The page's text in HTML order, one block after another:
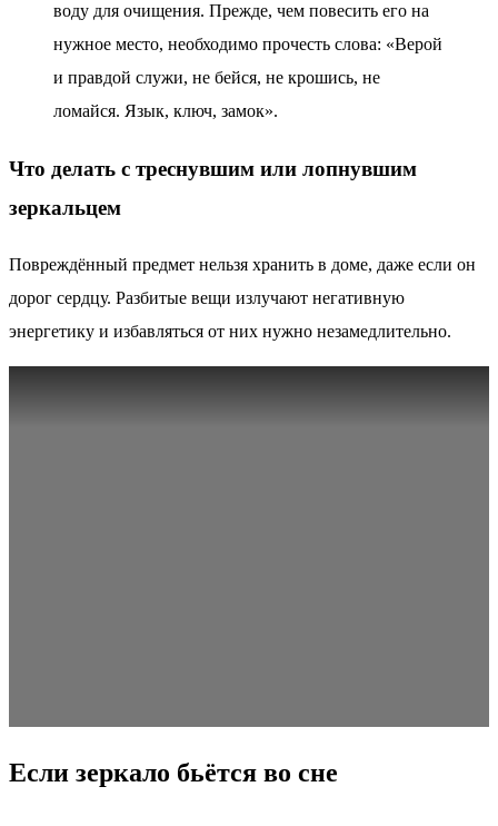
воду для очищения. Прежде, чем повесить его на
нужное место, необходимо прочесть слова: «Верой
и правдой служи, не бейся, не крошись, не
ломайся. Язык, ключ, замок».
Что делать с треснувшим или лопнувшим
зеркальцем
Повреждённый предмет нельзя хранить в доме, даже если он
дорог сердцу. Разбитые вещи излучают негативную
энергетику и избавляться от них нужно незамедлительно.
Если зеркало бьётся во сне